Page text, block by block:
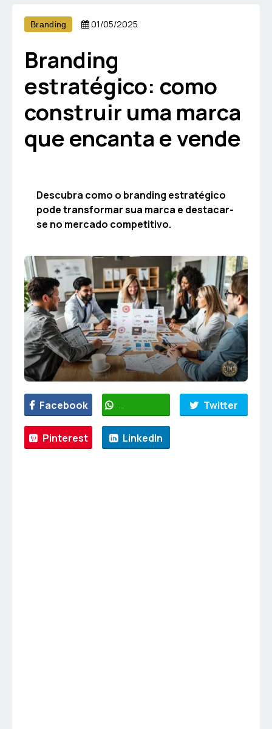
Branding 01/05/2025
Branding
estratégico: como
construir uma marca
que encanta e vende
Descubra como o branding estratégico
pode transformar sua marca e destacar-
se no mercado competitivo.
Facebook WhatsApp Twitter
Pinterest LinkedIn